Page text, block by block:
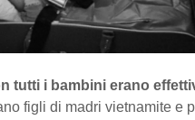
tutti i bambini erano
figli di madri vietnamite e